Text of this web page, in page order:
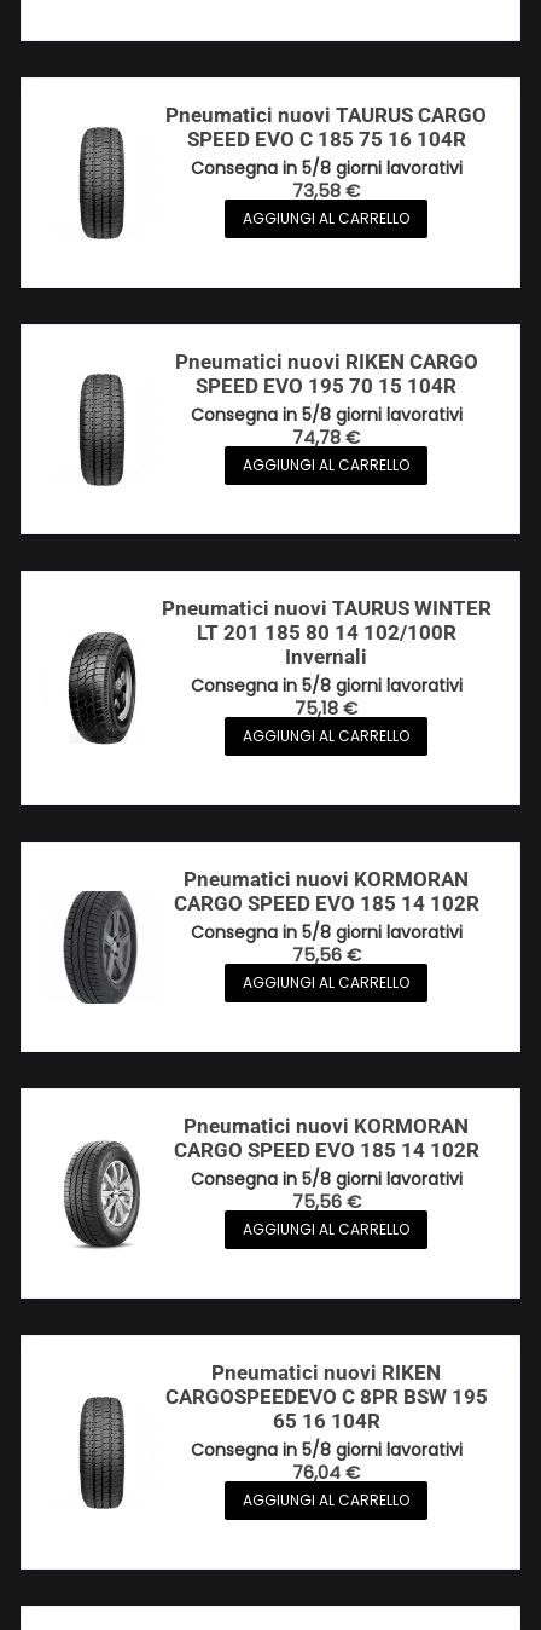
Pneumatici nuovi TAURUS CARGO
SPEED EVO C 185 75 16 104R
Consegna in 5/8 giorni lavorativi
73,58€
AGGIUNGI AL CARRELLO
Pneumatici nuovi RIKEN CARGO
SPEED EVO 195 70 15 104R
Consegna in 5/8 giorni lavorativi
74,78€
AGGIUNGI AL CARRELLO
Pneumatici nuovi TAURUS WINTER
LT 201 185 80 14 102/100R
Invernali
Consegna in 5/8 giorni lavorativi
75,18€
AGGIUNGI AL CARRELLO
Pneumatici nuovi KORMORAN
CARGO SPEED EVO 185 14 102R
Consegna in 5/8 giorni lavorativi
75,56€
AGGIUNGI AL CARRELLO
Pneumatici nuovi KORMORAN
CARGO SPEED EVO 185 14 102R
Consegna in 5/8 giorni lavorativi
75,56€
AGGIUNGI AL CARRELLO
Pneumatici nuovi RIKEN
CARGOSPEEDEVO C 8PR BSW 195
65 16 104R
Consegna in 5/8 giorni lavorativi
76,04€
AGGIUNGI AL CARRELLO